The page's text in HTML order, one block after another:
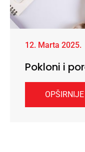
12. Marta 2025.
Pokloni i
OPŠIRNIJE